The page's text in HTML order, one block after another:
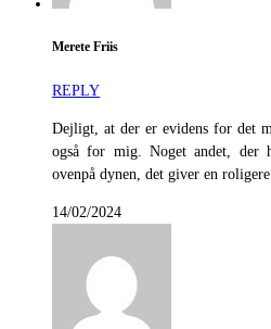
Merete Friis
REPLY
Dejligt, at der er evidens for det
også for mig. Noget andet,
ovenpå dynen, det giver en
14/02/2024